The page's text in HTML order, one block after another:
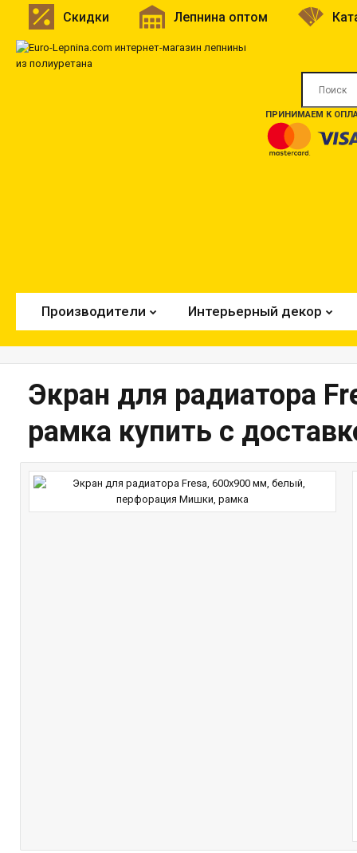
Скидки Лепнина оптом
ПРИНИМАЕМ К
Производители Интерьерный декор
Экран для радиатора
рамка купить с